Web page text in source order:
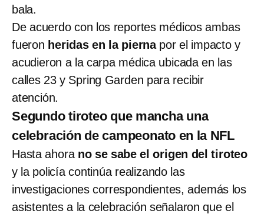
bala.
De acuerdo con los reportes médicos ambas
fueron heridas en la piernapor el impacto y
acudieron a la carpa médica ubicada en las
calles 23 y Spring Garden para recibir
atención.
Segundo tiroteo que mancha una
celebración de campeonato en la NFL
Hasta ahora no se sabe el origen del tiroteo
y la policía continúa realizando las
investigaciones correspondientes, además los
asistentes a la celebración señalaron que el